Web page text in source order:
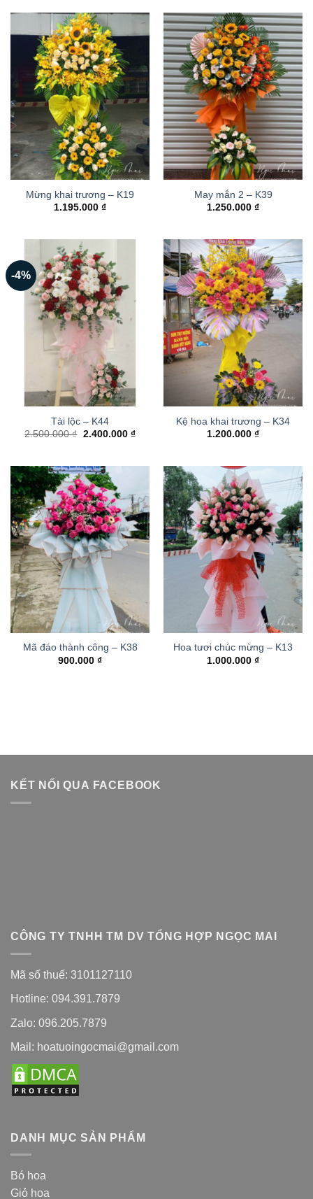
Mừng khai trương – K19
1.195.000 ₫
May mắn 2 – K39
1.250.000 ₫
-4%
Tài lộc – K44
2.500.000₫ Giá
2.400.000 ₫Giá
2.400.000 ₫.
Kệ hoa khai trương – K34
1.200.000 ₫
Mã đáo thành công – K38
900.000 ₫
Hoa tươi chúc mừng – K13
1.000.000 ₫
KẾT NỐI QUA FACEBOOK
CÔNG TY TNHH TM DV TỔNG HỢP NGỌC MAI
Mã số thuế: 3101127110
Hotline: 094.391.7879
Zalo: 096.205.7879
Mail: hoatuoingocmai@gmail.com
DANH MỤC SẢN PHẨM
Bó hoa
Giỏ hoa